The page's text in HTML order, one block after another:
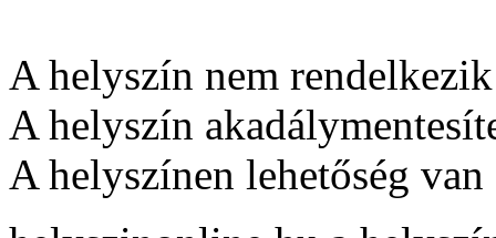
A helyszín nem
A helyszín
A helyszínen lehetőség